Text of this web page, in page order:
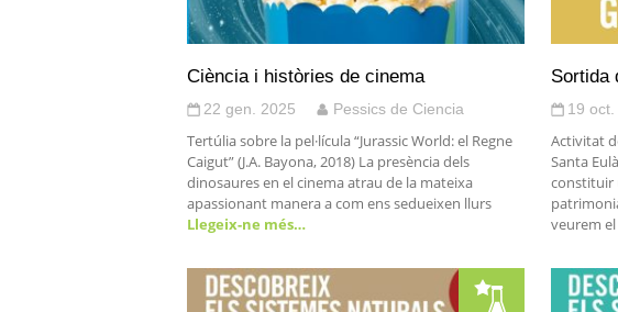
Ciència i històries de cinema
22 gen. 2025 Pessics de Ciencia
Tertúlia sobre la pel·lícula “Jurassic World: el Regne
Caigut” (J.A. Bayona, 2018) La presència dels
dinosaures en el cinema atrau de la mateixa
apassionant manera a com ens sedueixen llurs
Llegeix-ne més…
Sortida
19
Activitat
Santa
constituir
veurem